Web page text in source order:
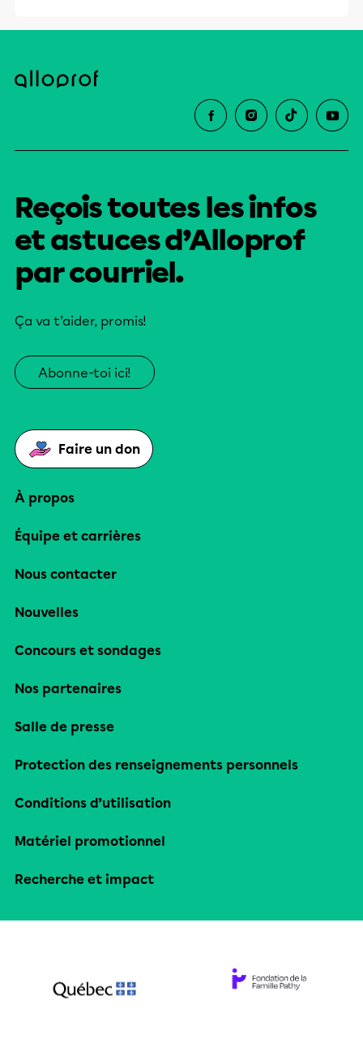
Reçois toutes les infos
et astuces d’Alloprof
par courriel.
Ça va t’aider, promis!
Abonne-toi ici!
Faire un don
À propos
Équipe et carrières
Nous contacter
Nouvelles
Concours et sondages
Nos partenaires
Salle de presse
Protection des renseignements personnels
Conditions d’utilisation
Matériel promotionnel
Recherche et impact